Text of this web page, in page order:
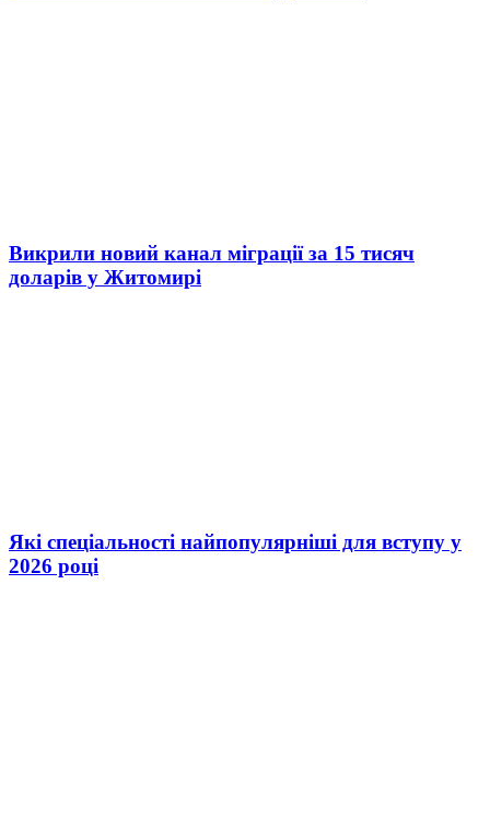
Викрили новий канал міграції за 15 тисяч
доларів у Житомирі
Які спеціальності найпопулярніші для вступу у
2026 році